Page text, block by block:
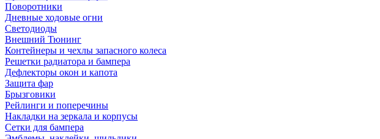
Поворотники
Дневные ходовые огни
Светодиоды
Внешний Тюнинг
Контейнеры и чехлы запасного колеса
Решетки радиатора и бампера
Дефлекторы окон и капота
Защита фар
Брызговики
Рейлинги и поперечины
Накладки на зеркала и корпусы
Сетки для бампера